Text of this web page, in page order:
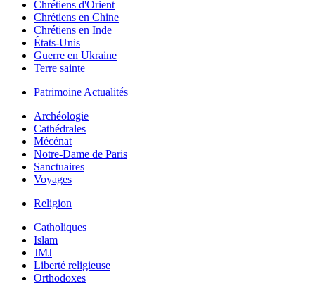
Chrétiens d'Orient
Chrétiens en Chine
Chrétiens en Inde
États-Unis
Guerre en Ukraine
Terre sainte
Patrimoine Actualités
Archéologie
Cathédrales
Mécénat
Notre-Dame de Paris
Sanctuaires
Voyages
Religion
Catholiques
Islam
JMJ
Liberté religieuse
Orthodoxes